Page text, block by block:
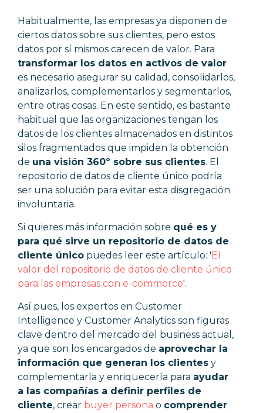
Habitualmente, las empresas ya disponen de
ciertos datos sobre sus clientes, pero estos
datos por sí mismos carecen de valor. Para
transformar los datos en activos de valor
es necesario asegurar su calidad, consolidarlos,
analizarlos, complementarlos y segmentarlos,
entre otras cosas. En este sentido, es bastante
habitual que las organizaciones tengan los
datos de los clientes almacenados en distintos
silos fragmentados que impiden la obtención
de una visión 360º sobre sus clientes. El
repositorio de datos de cliente único podría
ser una solución para evitar esta disgregación
involuntaria.
Si quieres más información sobre qué es y
para qué sirve un repositorio de datos de
cliente único puedes leer este artículo: ' El
valor del repositorio de datos de cliente único
para las empresas con e-commerce'.
Así pues, los expertos en Customer
Intelligence y Customer Analytics son figuras
clave dentro del mercado del business actual,
ya que son los encargados de aprovechar la
información que generan los clientes y
complementarla y enriquecerla para ayudar
a las compañías a definir perfiles de
cliente, crear buyer persona o comprender